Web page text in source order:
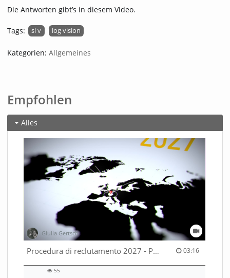
Die Antworten gibt’s in diesem Video.
Tags: sl v log vision
Kategorien: Allgemeines
Empfohlen
Alles
Giulia Gertsch
Procedura di reclutamento 2027 - Parte 2 03:16
03:16 duration
55